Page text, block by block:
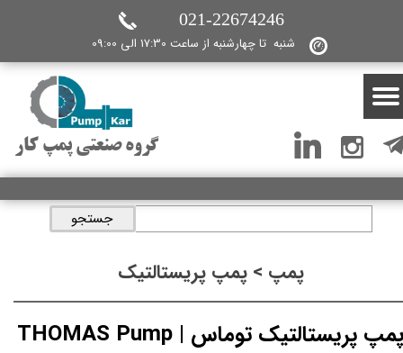
گروه صنعتی پمپ کار
شنبه تا چهارشنبه از ساعت 17:30 الی 09:00
021-22674246
جستجو
پمپ > پمپ پریستالتیک
پمپ پریستالتیک توماس | THOMAS Pump